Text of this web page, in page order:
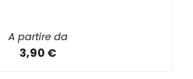
A partire da
3,90 €